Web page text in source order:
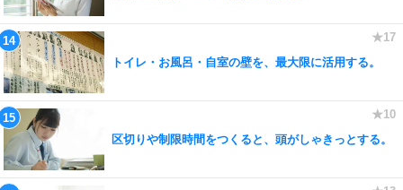
トイレ・お風呂・自室の壁を、最大限に活用する。
区切りや制限時間をつくると、頭がしゃきっとする。